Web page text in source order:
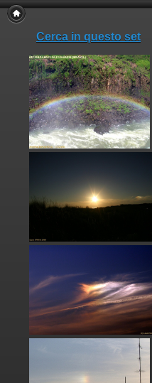
Cerca in questo set